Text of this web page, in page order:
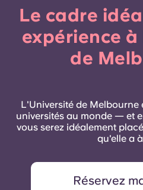
Le cadre
expérience
de
L'Université de Melbourne
universités au monde — et
vous serez idéalement
qu'elle a
Réservez